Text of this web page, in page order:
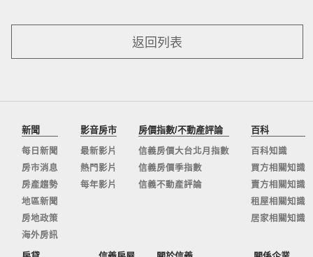
返回列表
新聞
每日新聞
房市消息
房產趨勢
地區新聞
房地政策
海外房訊
影音房市
最新影片
熱門影片
每年影片
房價指數/不動產評論
信義房價大台北月指數
信義房價季指數
信義不動產評論
百科
百科知識
買方相關知識
賣方相關知識
租屋相關知識
居家相關知識